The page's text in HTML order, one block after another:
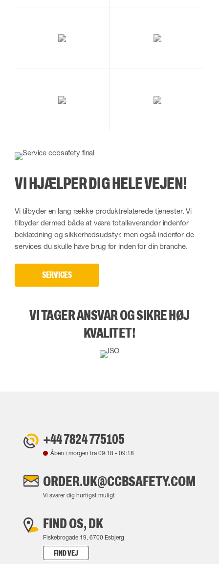
VI HJÆLPER DIG HELE VEJEN!
Vi tilbyder en lang række produktrelaterede tjenester. Vi
tilbyder dermed både at være totalleverandør indenfor
beklædning og sikkerhedsudstyr, men også indenfor de
services du skulle have brug for inden for din branche.
SERVICES
VI TAGER ANSVAR OG SIKRE HØJ
KVALITET!
+44 7824 775105
Åben i morgen fra09:18 - 09:18
ORDER.UK@CCBSAFETY.COM
Vi svarer dig hurtigst muligt
FIND OS, DK
Fiskebrogade 19, 6700 Esbjerg
FIND VEJ